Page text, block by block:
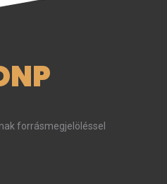
forrásmegjelöléssel